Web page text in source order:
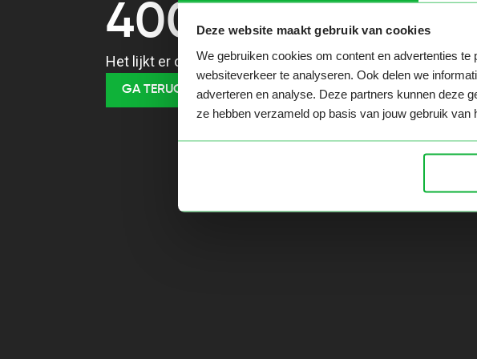
Deze website maakt gebruik van cookies
We gebruiken cookies om content en advertenties
websiteverkeer te analyseren. Ook delen we
adverteren en analyse. Deze partners kunnen deze
ze hebben verzameld op basis van jouw gebruik van
400
Het lijkt er op dat je een verkeerde URL te pakken hebt.
GA TERUG NAAR HOME